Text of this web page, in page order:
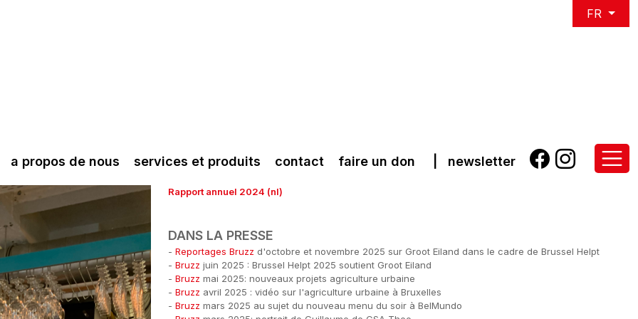
FR
a propos de nous services et produits contact faire un don newsletter
Rapport annuel 2024 (nl)
DANS LA PRESSE
- Reportages Bruzz d'octobre et novembre 2025 sur Groot Eiland dans le cadre de Brussel Helpt
- Bruzz juin 2025 : Brussel Helpt 2025 soutient Groot Eiland
- Bruzz mai 2025: nouveaux projets agriculture urbaine
- Bruzz avril 2025 : vidéo sur l'agriculture urbaine à Bruxelles
- Bruzz mars 2025 au sujet du nouveau menu du soir à BelMundo